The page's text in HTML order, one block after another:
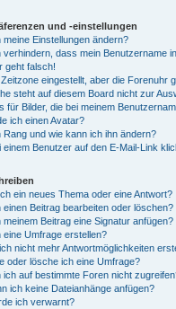
und -einstellungen
meine Einstellungen ändern?
verhindern, dass mein Benutzername
geht falsch!
eingestellt, aber die Forenuhr
steht auf diesem Board nicht zur
für Bilder, die bei meinem
ich einen Avatar?
Rang und wie kann ich ihn ändern?
einem Benutzer auf den E-Mail-Link
ein neues Thema oder eine Antwort?
einen Beitrag bearbeiten oder löschen?
meinem Beitrag eine Signatur anfügen?
eine Umfrage erstellen?
nicht mehr Antwortmöglichkeiten
oder lösche ich eine Umfrage?
ich auf bestimmte Foren nicht
ich keine Dateianhänge anfügen?
ich verwarnt?